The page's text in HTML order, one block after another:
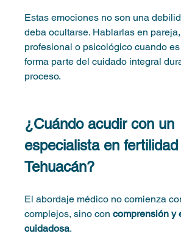
Estas emociones no son una
deba ocultarse. Hablarlas en
profesional o psicológico cuando
forma parte del cuidado integral
proceso.
¿Cuándo acudir con un
especialista en
Tehuacán?
El abordaje médico no comienza
complejos, sino con comprensión y
cuidadosa.